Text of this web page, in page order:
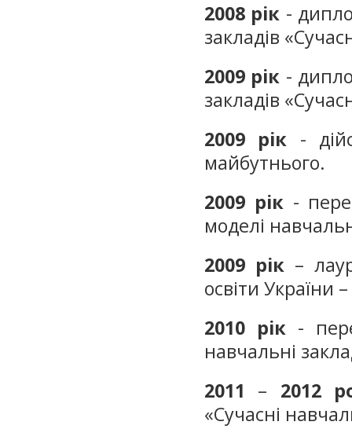
2008 рік -
закладів
2009 рік -
закладів
2009 рік -
майбутнього.
2009 рік-
моделі
2009 рік –
освіти України
2010 рік-
навчальні
2011 – 2012
«Сучасні